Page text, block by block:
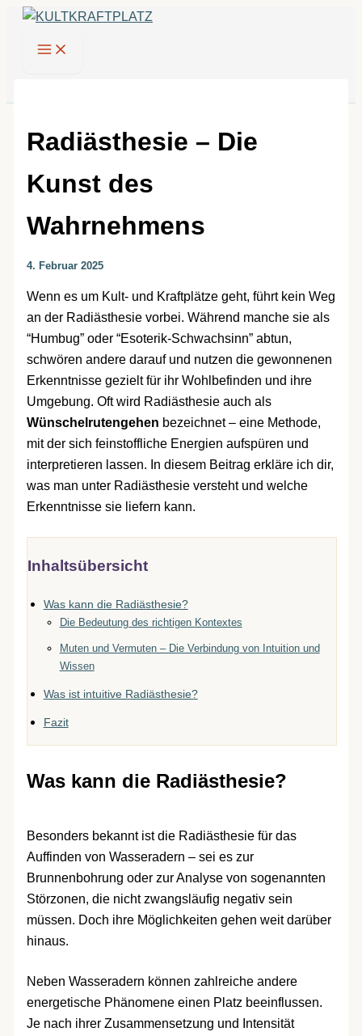
Zum
springen
Radiästhesie – Die
Kunst des
Wahrnehmens
4. Februar 2025
Wenn es um Kult- und Kraftplätze geht, führt kein Weg
an der Radiästhesie vorbei. Während manche sie als
“Humbug” oder “Esoterik-Schwachsinn” abtun,
schwören andere darauf und nutzen die gewonnenen
Erkenntnisse gezielt für ihr Wohlbefinden und ihre
Umgebung. Oft wird Radiästhesie auch als
Wünschelrutengehen bezeichnet – eine Methode,
mit der sich feinstoffliche Energien aufspüren und
interpretieren lassen. In diesem Beitrag erkläre ich dir,
was man unter Radiästhesie versteht und welche
Erkenntnisse sie liefern kann.
Inhaltsübersicht
Was kann die Radiästhesie?
Die Bedeutung des richtigen Kontextes
Muten und Vermuten – Die Verbindung von Intuition und
Wissen
Was ist intuitive Radiästhesie?
Fazit
Was kann die Radiästhesie?
Besonders bekannt ist die Radiästhesie für das
Auffinden von Wasseradern – sei es zur
Brunnenbohrung oder zur Analyse von sogenannten
Störzonen, die nicht zwangsläufig negativ sein
müssen. Doch ihre Möglichkeiten gehen weit darüber
hinaus.
Neben Wasseradern können zahlreiche andere
energetische Phänomene einen Platz beeinflussen.
Je nach ihrer Zusammensetzung und Intensität